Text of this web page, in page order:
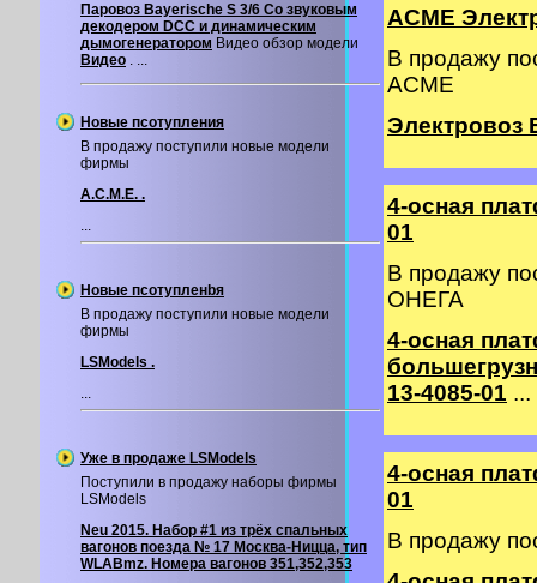
Паровоз Bayerische S 3/6 Со звуковым
декодером DCC и динамическим
дымогенератором Видео обзор модели
Видео . ...
Новые псотупления
В продажу поступили новые модели
фирмы
A.C.M.E. .
...
Новые псотупленbя
В продажу поступили новые модели
фирмы
LSModels .
...
Уже в продаже LSModels
Поступили в продажу наборы фирмы
LSModels
Neu 2015. Набор #1 из трёх спальных
вагонов поезда № 17 Москва-Ницца, тип
WLABmz. Номера вагонов 351,352,353
ACME
В продажу
ACME
Электровоз
4-осная
01
В продажу
ОНЕГА
4-осная
13-4085-01 ...
4-осная
01
В продажу